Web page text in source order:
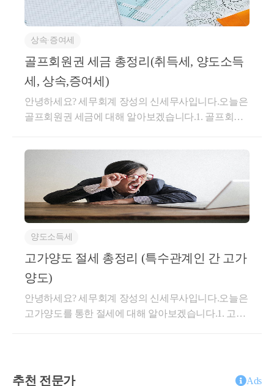
토지수용될 때 적용할 환산취득가액은,
를 유의하셔야 합니다.
보상금액 산정 기초가 되는 기준시가
양도 당시 기준시가
보상금액 산정 기초가 되는 시점은 통상 사업인정
다.그렇다면,상속세 납세의무는 누가 부담할까요?당
연히, 상속을 받는 상속인들이 부담하게 됩니다.상속
세 및 증여세법에서는 상속세 납부의무를 다음과 같이
규정하고 있습니다.① 상속인(특별연고자 중 영리법인
속재산(제13조에 따라 상속재산에 가산하는 증여재산
중 상속인이나 수유자가 받은 증여재산을 포함한다)
중 각자가 받았거나 받을 재산을 기준으로 대통령령으
할 의무가 있다.(2015.12.15 개정)② 특별연고자 또는
수유자가 영리법인인 경우로서 그 영리법인의 주주 또
는 출자자(이하 "주주등"이라 한다) 중 상속인과 그 직
계비속이 있는 경우에는 대통령령으로 정하는 바에 따
라 계산한 지분상당액을 그 상속인 및 직계비속이 납
부할 의무가 있다.(2015.12.15 개정)③ 제1항에 따른 상
속세는 상속인 또는 수유자 각자가 받았거나 받을 재
산을 한도로 연대하여 납부할 의무를 진다.(2015.12.15
개정)그렇다면, 상속포기자, 상속결격자, 대습상속인
등은 어떨까요?오늘은 상속세 중에서도 납세의무자에
대해 자세하게 살펴보겠습니다.(2) 내 용1) 법정상속인
상속순위는 아래와 같이 크게 1순위부터 4순위까지 있
배우자는 피상속인의 직계비속과 직게존속의 상속인
상속∙증여세
골프회원권 세금 총정리(취득세, 양도소득
세, 상속,증여세)
안녕하세요? 세무회계 장성의 신세무사입니다.오늘은
골프회원권 세금에 대해 알아보겠습니다.1. 골프회원
상속,증여세1. 골프회원권 세금(1) 개 념'골프회원권'이
란, 골프장을 우선적으로 또는 유리한 조건으로 이용
할 수 있는 권리를 말하며, 회원제 골프장에선 회원권
을 보유한 고객들에게만 예약이 가능하거나, 비회원에
비하여 매우 저렴한 가격에 이용할 수 있는 권리를 부
여하고 있습니다.이러한 골프회원권은 단순한 이용권
이 아닌, 재산적 가치를 지닌 권리입니다. 회원권 거래
가격이 시장에서 형성되고, 자유롭게 거래하며, 이를
(주택 등)과 다르게, 골프회원권은 보유하고 있는 그 자
체에 세금이 부과되는 재산세, 종합부동산세는 적용되
지 않습니다.따라서, 취득, 양도, 증여 등을 할 때에 다
권을 취득한 자에게 취득세를 부과한다고 규정하고 있
양도소득세
고가양도 절세 총정리 (특수관계인 간 고가
양도)
안녕하세요? 세무회계 장성의 신세무사입니다.오늘은
고가양도를 통한 절세에 대해 알아보겠습니다.1. 고가
성한 적이 있습니다.해당 글에는 고저가양수도의 개념
추천 전문가 Ads